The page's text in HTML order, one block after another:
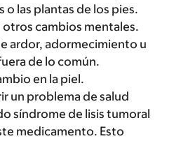
o las plantas de los pies.
otros cambios mentales.
ardor, adormecimiento u
de lo común.
en la piel.
un problema de salud
síndrome de lisis tumoral
medicamento. Esto